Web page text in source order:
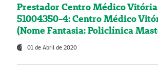
Prestador Centro Médico
51004350-4: Centro Médico
(Nome Fantasia: Policlínica
01 de Abril de 2020